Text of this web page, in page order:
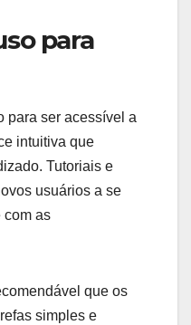
para
para ser acessível a
intuitiva que
Tutoriais e
usuários a se
com as
que os
simples e